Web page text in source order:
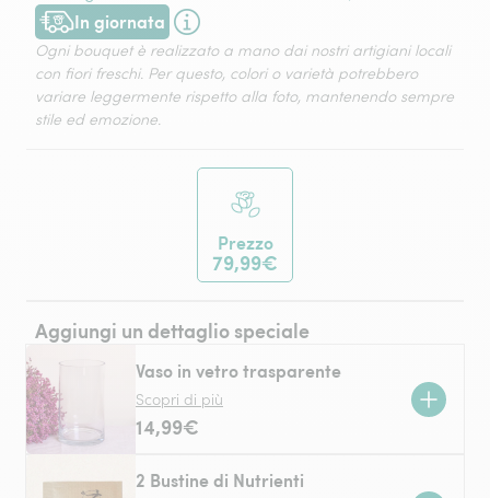
In giornata
Consegna disponibile oggi o in data a tua scelta.
Ogni bouquet è realizzato a mano dai nostri artigiani locali
con fiori freschi. Per questo, colori o varietà potrebbero
variare leggermente rispetto alla foto, mantenendo sempre
stile ed emozione.
Prezzo
79,99€
Aggiungi un dettaglio speciale
Vaso in vetro trasparente
Scopri di più
14,99€
2 Bustine di Nutrienti